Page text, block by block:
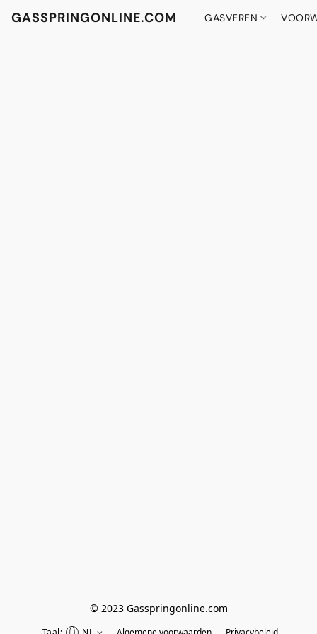
GASSPRINGONLINE.COM GASVEREN
© 2023 Gasspringonline.com